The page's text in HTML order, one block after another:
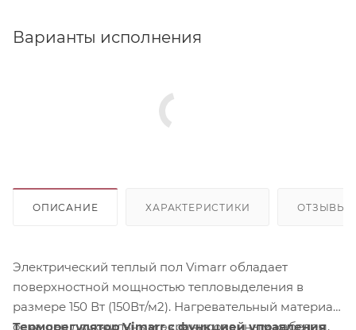
Варианты исполнения
ОПИСАНИЕ ХАРАКТЕРИСТИКИ ОТЗЫВЫ
Электрический теплый пол Vimarr обладает
поверхностной мощностью тепловыделения в
размере 150 Вт (150Вт/м2). Нагревательный материал
оснащен двухжильным экранированным кабелем,
Терморегулятор Vimarr с функцией управления